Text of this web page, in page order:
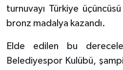
turnuvayı Türkiye
bronz madalya kazandı.
Elde edilen bu
Belediyespor Kulübü,